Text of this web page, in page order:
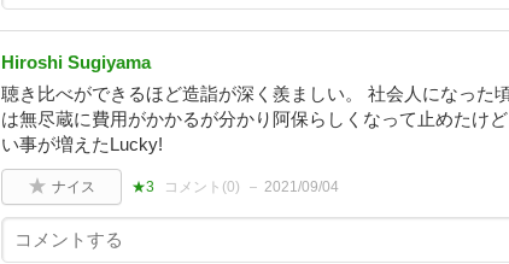
Hiroshi Sugiyama
聴き比べができるほど造詣が深く羨ましい。 社会人になった
は無尽蔵に費用がかかるが分かり阿保らしくなって止めたけ
い事が増えたLucky!
ナイス ★3 コメント(0) 2021/09/04